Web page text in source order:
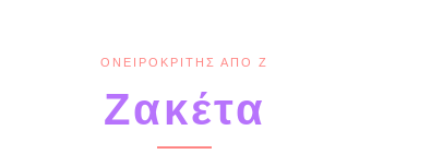
ΟΝΕΙΡΟΚΡΊΤΗΣ ΑΠΌ Ζ
Ζακέτα